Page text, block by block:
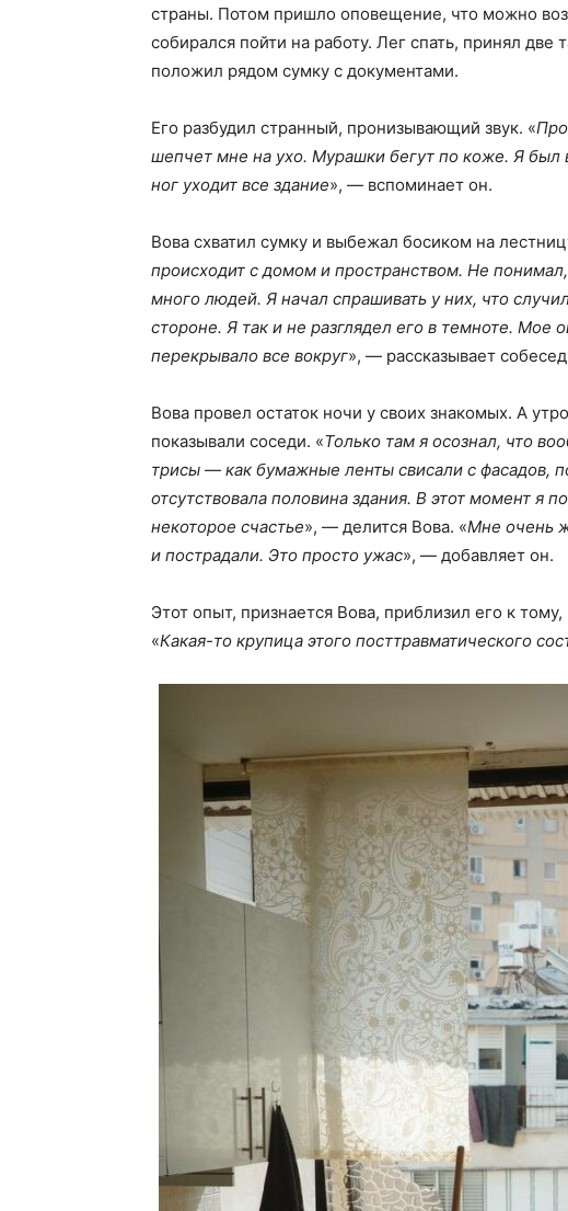
страны. Потом пришло оповещение, что можно
собирался пойти на работу. Лег спать, принял две
положил рядом сумку с документами.
Его разбудил странный, пронизывающий звук. «
шепчет мне на ухо. Мурашки бегут по коже. Я был
ног уходит все здание», — вспоминает он.
Вова схватил сумку и выбежал босиком на
происходит с домом и пространством. Не
много людей. Я начал спрашивать у них, что
стороне. Я так и не разглядел его в темноте.
перекрывало все вокруг», — рассказывает
Вова провел остаток ночи у своих знакомых. А
показывали соседи. «Только там я осознал, что
трисы — как бумажные ленты свисали с фасадов,
отсутствовала половина здания. В этот момент я
некоторое счастье», — делится Вова. «Мне очень
и пострадали. Это просто ужас», — добавляет он.
Этот опыт, признается Вова, приблизил его к
«Какая-то крупица этого посттравматического